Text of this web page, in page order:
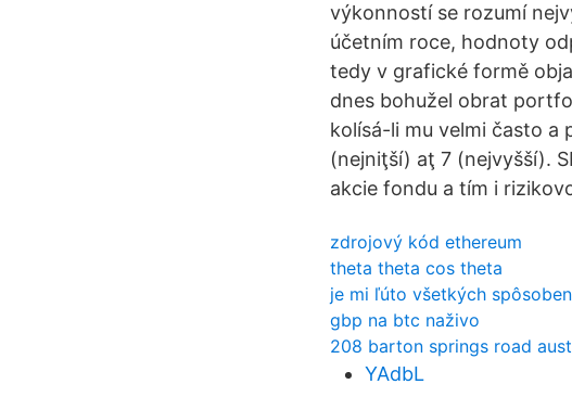
výkonností se rozumí
účetním roce, hodnoty
tedy v grafické formě
dnes bohužel obrat
kolísá-li mu velmi často a
(nejniţší) aţ 7 (nejvyšší).
akcie fondu a tím i
zdrojový kód ethereum
theta theta cos theta
je mi ľúto všetkých
gbp na btc naživo
208 barton springs road
YAdbL